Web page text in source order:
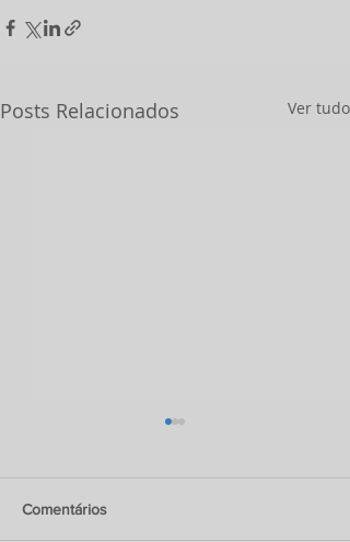
Posts Relacionados Ver tudo
Comentários